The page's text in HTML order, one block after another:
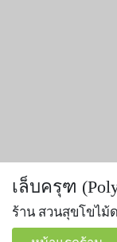
เล็บครุฑ
ร้าน สวนสุขโขไม้